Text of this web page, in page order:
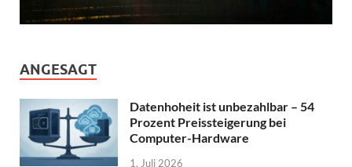
ANGESAGT
Datenhoheit ist unbezahlbar – 54
Prozent Preissteigerung bei
Computer-Hardware
1. Juli 2026